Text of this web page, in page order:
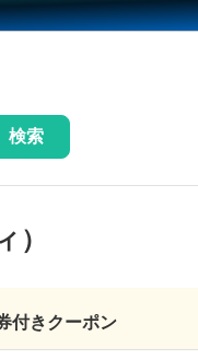
検索
）
付きクーポン